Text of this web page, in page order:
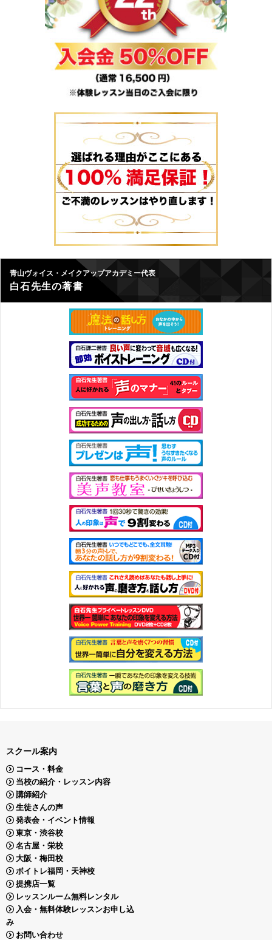
青山ヴォイス・メイクアップアカデミー代表
白石先生の著書
スクール案内
コース・料金
当校の紹介・レッスン内容
講師紹介
生徒さんの声
発表会・イベント情報
東京・渋谷校
名古屋・栄校
大阪・梅田校
ボイトレ福岡・天神校
提携店一覧
レッスンルーム無料レンタル
入会・無料体験レッスンお申し込
み
お問い合わせ